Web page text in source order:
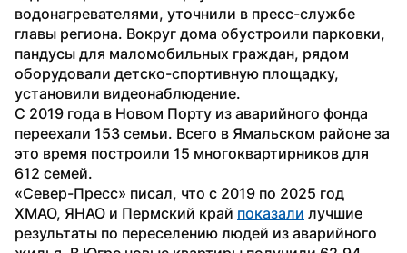
водонагревателями, уточнили в пресс-службе
главы региона. Вокруг дома обустроили парковки,
пандусы для маломобильных граждан, рядом
оборудовали детско-спортивную площадку,
установили видеонаблюдение.
С 2019 года в Новом Порту из аварийного фонда
переехали 153 семьи. Всего в Ямальском районе за
это время построили 15 многоквартирников для
612 семей.
«Север-Пресс» писал, что с 2019 по 2025 год
ХМАО, ЯНАО и Пермский край показали лучшие
результаты по переселению людей из аварийного